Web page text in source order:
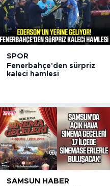
SPOR
Fenerbahçe'den sürpriz
kaleci hamlesi
SAMSUN HABER